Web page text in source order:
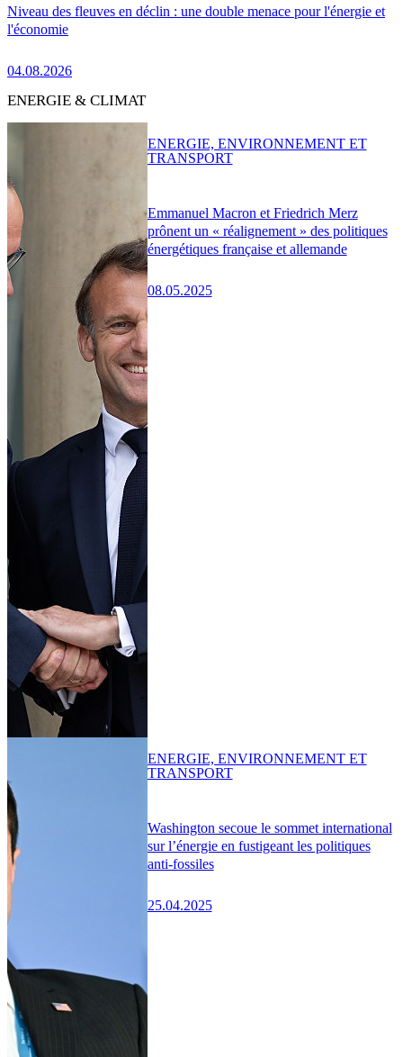
Niveau des fleuves en déclin : une double menace pour l'énergie et
l'économie
04.08.2026
ENERGIE & CLIMAT
Emmanuel Macron et Friedrich Merz
prônent un « réalignement » des politiques
énergétiques française et allemande
08.05.2025
ENERGIE, ENVIRONNEMENT ET
TRANSPORT
Washington secoue le sommet international
sur l’énergie en fustigeant les politiques
anti-fossiles
25.04.2025
ENERGIE, ENVIRONNEMENT ET
TRANSPORT